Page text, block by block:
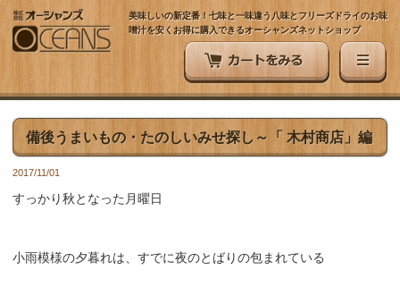
美味しいの新定番！七味と一味違う八味とフリーズドライのお味
噌汁を安くお得に購入できるオーシャンズネットショップ
備後うまいもの・たのしいみせ探し～「 木村商店」編
2017/11/01
すっかり秋となった月曜日
小雨模様の夕暮れは、すでに夜のとばりの包まれている